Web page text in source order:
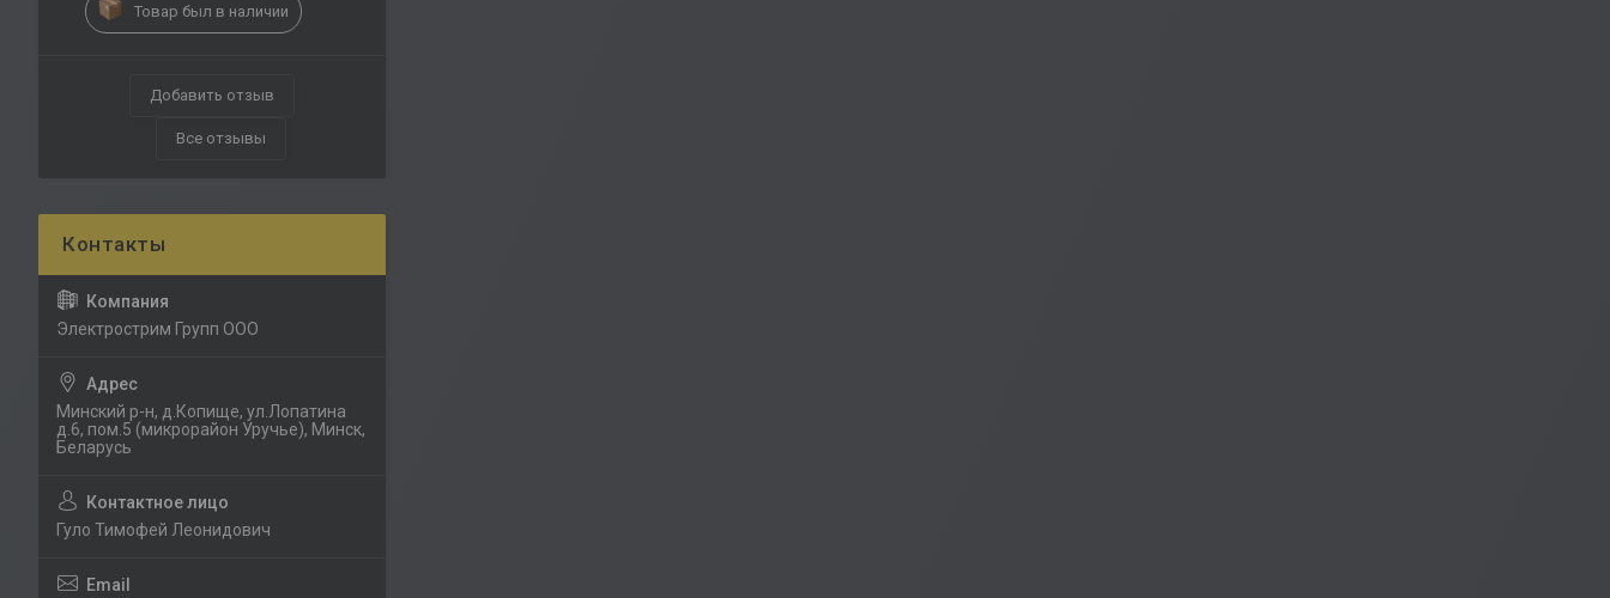
Товар был в наличии
Добавить отзыв
Все отзывы
Электрострим Групп ООО
Минский р-н, д.Копище, ул.Лопатина
д.6, пом.5 (микрорайон Уручье), Минск,
Беларусь
Гуло Тимофей Леонидович